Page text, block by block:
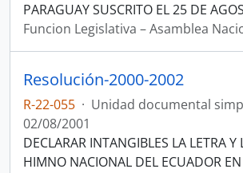
PARAGUAY SUSCRITO EL 25 DE
Funcion Legislativa – Asamblea
Resolución-2000-2002
R-22-055 · Unidad documental
02/08/2001
DECLARAR INTANGIBLES LA LETRA
HIMNO NACIONAL DEL ECUADOR